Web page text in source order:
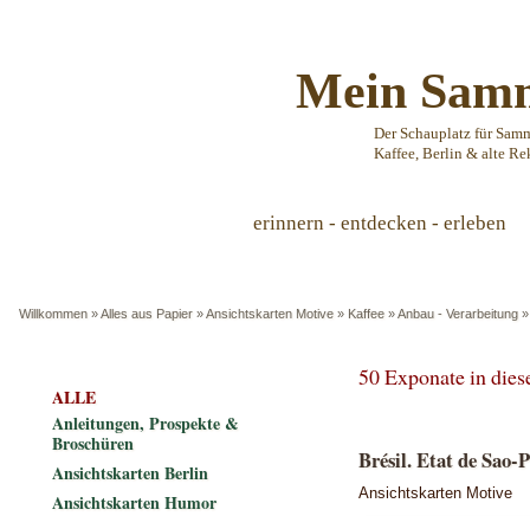
Mein
Der Schauplatz für
Kaffee, Berlin & alte
erinnern - entdecken - erleben
Willkommen »Alles aus Papier »Ansichtskarten Motive » Kaffee »Anbau - Verarbeitung
50 Exponate in
Brésil. Etat de Sao-
Ansichtskarten Motive
ALLE
Anleitungen, Prospekte &
Broschüren
Ansichtskarten Berlin
Ansichtskarten Humor